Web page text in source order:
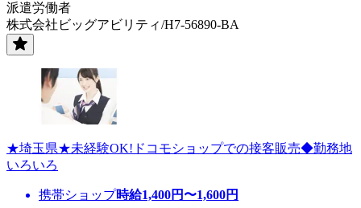
派遣労働者
株式会社ビッグアビリティ/H7-56890-BA
★埼玉県★未経験OK!ドコモショップでの接客販売◆勤務地
いろいろ
携帯ショップ時給1,400円〜1,600円